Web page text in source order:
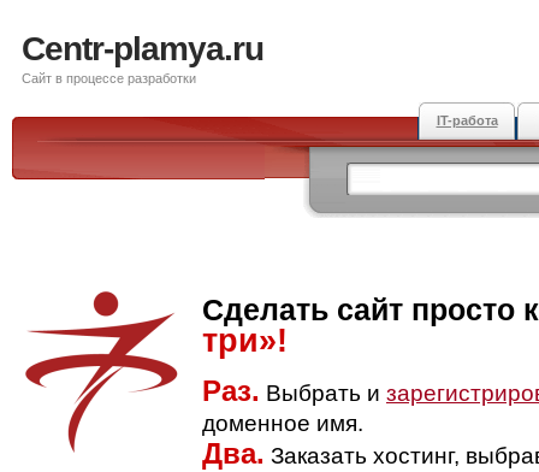
Centr-plamya.ru
Сайт в процессе разработки
IT-работа
Сделать сайт просто
три»!
Раз. Выбрать и
доменное имя.
Два. Заказать хостинг,